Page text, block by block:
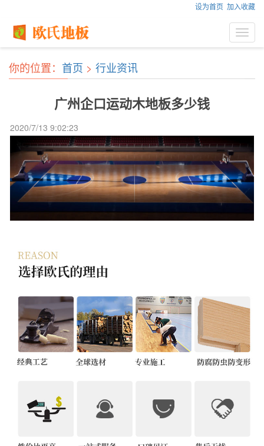
设为首页 加入收藏
你的位置： 首页 > 行业资讯
广州企口运动木地板多少钱
2020/7/13 9:02:23